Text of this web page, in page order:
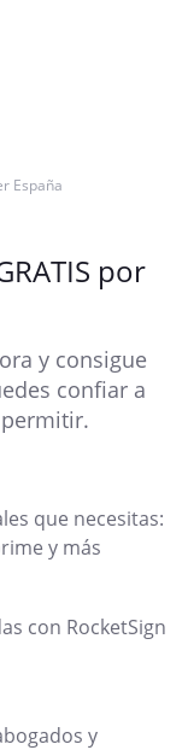
España
por
y consigue
confiar a
que necesitas:
y más
con RocketSign
y